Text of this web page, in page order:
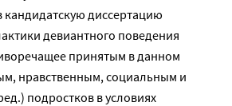
кандидатскую диссертацию
девиантного поведения
принятым в данном
нравственным, социальным и
подростков в условиях